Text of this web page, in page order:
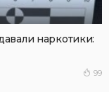
наркотики:
99